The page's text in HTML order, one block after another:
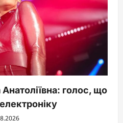
голос, що